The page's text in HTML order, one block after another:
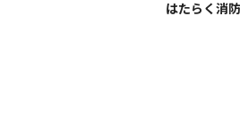
はたらく消